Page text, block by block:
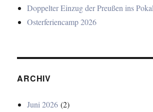
Doppelter Einzug der Preußen ins
Osterferiencamp 2026
ARCHIV
Juni 2026 (2)